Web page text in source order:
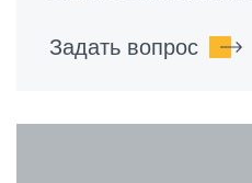
Задать вопрос